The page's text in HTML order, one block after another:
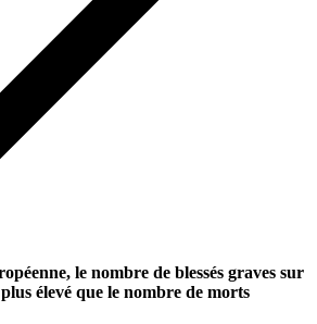
le nombre de blessés graves sur
élevé que le nombre de morts